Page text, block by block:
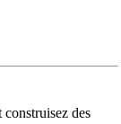
construisez des